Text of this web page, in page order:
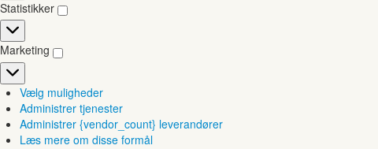
Statistikker
Statistikker
Marketing
Marketing
Vælg muligheder
Administrer tjenester
Administrer {vendor_count} leverandører
Læs mere om disse formål